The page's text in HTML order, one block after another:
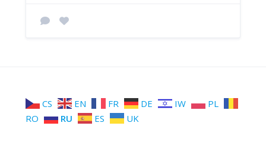
CS EN FR DE IW
PL
RO
RU ES UK